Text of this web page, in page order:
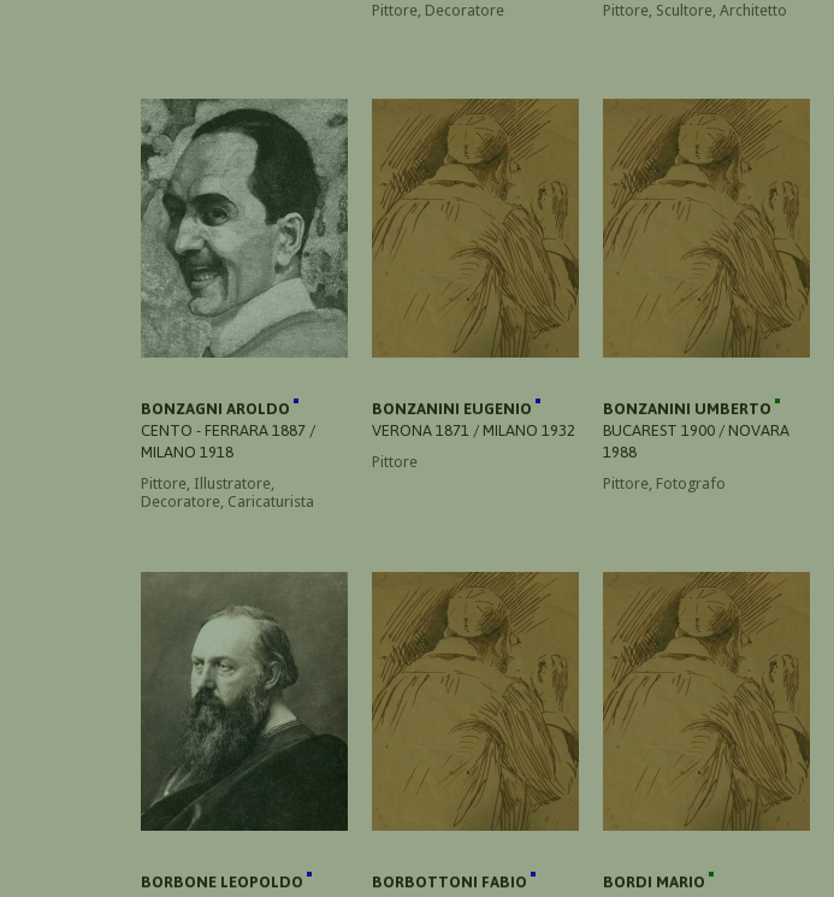
Pittore, Decoratore
Pittore, Scultore, Architetto
BONZAGNI AROLDO
CENTO - FERRARA 1887 /
MILANO 1918
Pittore, Illustratore,
Decoratore, Caricaturista
BONZANINI EUGENIO
VERONA 1871 / MILANO 1932
Pittore
BONZANINI UMBERTO
BUCAREST 1900 / NOVARA
1988
Pittore, Fotografo
BORBONE LEOPOLDO
BORBOTTONI FABIO
BORDI MARIO